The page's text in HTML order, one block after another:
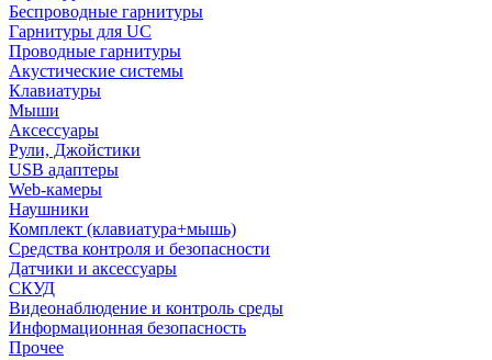
Беспроводные гарнитуры
Гарнитуры для UC
Проводные гарнитуры
Акустические системы
Клавиатуры
Мыши
Аксессуары
Рули, Джойстики
USB адаптеры
Web-камеры
Наушники
Комплект (клавиатура+мышь)
Средства контроля и безопасности
Датчики и аксессуары
СКУД
Видеонаблюдение и контроль среды
Информационная безопасность
Прочее